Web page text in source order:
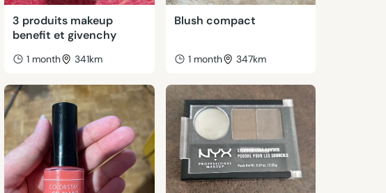
3 produits makeup
benefit et givenchy
1 month 341km
Blush compact
1 month 347km